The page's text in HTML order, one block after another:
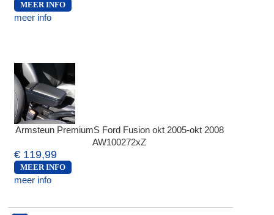
MEER INFO
meer info
Armsteun PremiumS Ford Fusion okt 2005-okt 2008
AW100272xZ
€ 119,99
MEER INFO
meer info